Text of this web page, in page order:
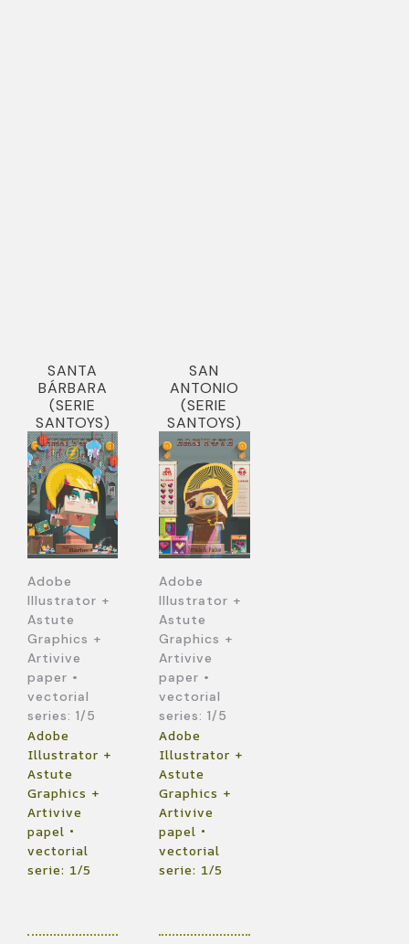
SANTA
BÁRBARA
(SERIE
SANTOYS)
Adobe
Illustrator +
Astute
Graphics +
Artivive
paper •
vectorial
series: 1/5
Adobe
Illustrator +
Astute
Graphics +
Artivive
papel •
vectorial
serie: 1/5
SAN
ANTONIO
(SERIE
SANTOYS)
Adobe
Illustrator +
Astute
Graphics +
Artivive
paper •
vectorial
series: 1/5
Adobe
Illustrator +
Astute
Graphics +
Artivive
papel •
vectorial
serie: 1/5